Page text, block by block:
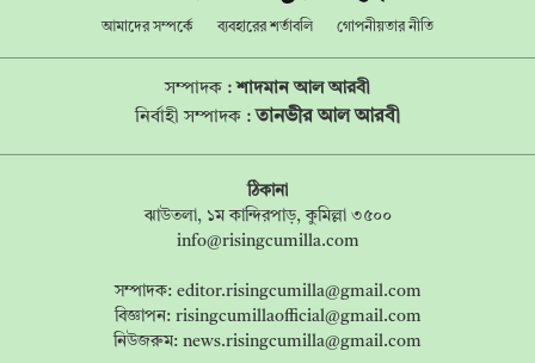
আমাদের সম্পর্কে ব্যবহারের শর্তাবলি গোপনীয়তার নীতি
সম্পাদক :শাদমান আল আরবী
নির্বাহী সম্পাদক : তানভীর আল আরবী
ঠিকানা
ঝাউতলা, ১ম কান্দিরপাড়, কুমিল্লা ৩৫০০
info@risingcumilla.com
সম্পাদক: editor.risingcumilla@gmail.com
বিজ্ঞাপন: risingcumillaofficial@gmail.com
নিউজরুম: news.risingcumilla@gmail.com